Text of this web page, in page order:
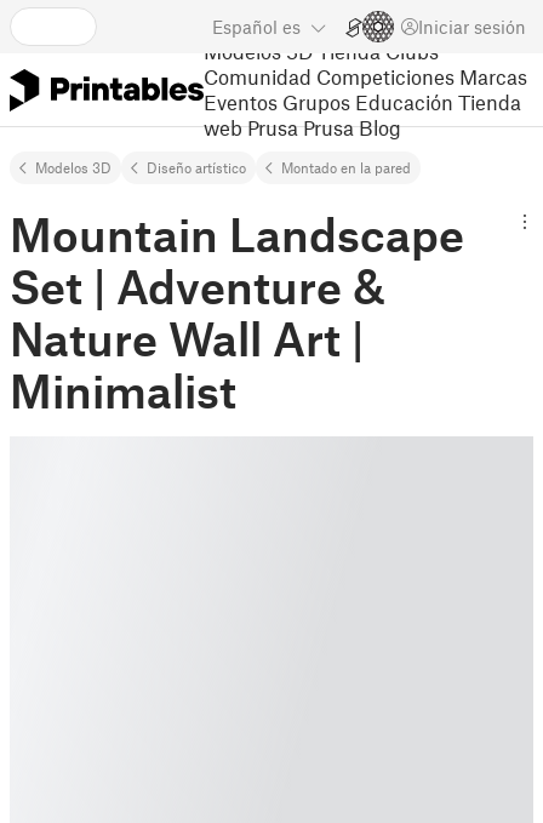
Español es Iniciar sesión
Modelos 3D Tienda Clubs
Comunidad Competiciones Marcas
Eventos Grupos Educación Tienda
web Prusa Prusa Blog
Modelos 3D Diseño artístico Montado en la pared
Mountain Landscape
Set | Adventure &
Nature Wall Art |
Minimalist